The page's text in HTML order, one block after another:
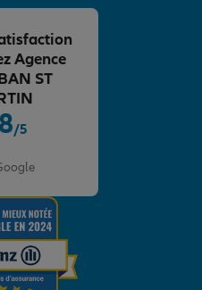
la vie
/5
Agence
ST